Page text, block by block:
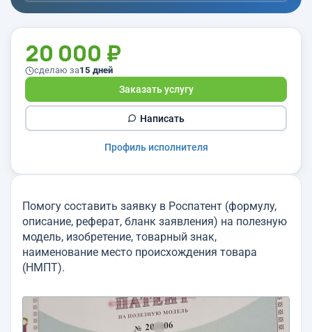
Помогу составить заявку в Роспатент (формулу,
описание, реферат, бланк заявления) на полезную
модель, изобретение, товарный знак,
наименование место происхождения товара
(НМПТ).
20 000 ₽
сделаю за15 дней
Заказать услугу
Написать
Профиль исполнителя